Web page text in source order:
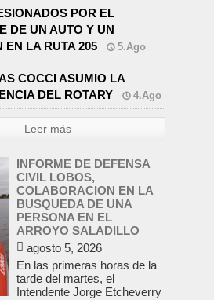
POR EL
DE UN AUTO Y UN
EN LA RUTA 205
5.Ago
COCCI ASUMIO LA
DEL ROTARY
4.Ago
Leer más
INFORME DE DEFENSA
CIVIL LOBOS,
COLABORACION EN LA
BUSQUEDA DE UNA
PERSONA EN EL
ARROYO SALADILLO
agosto 5, 2026
En las primeras horas de la
tarde del martes, el
Intendente Jorge Etcheverry